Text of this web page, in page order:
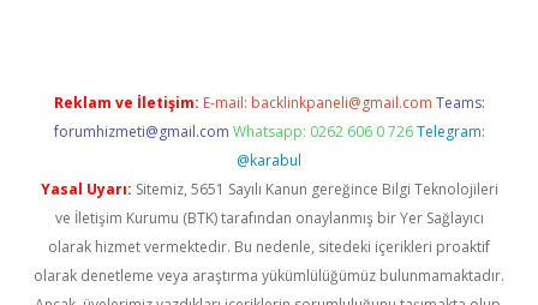
Reklam ve İletişim: E-mail: backlinkpaneli@gmail.com Teams:
forumhizmeti@gmail.com Whatsapp: 0262 606 0 726 Telegram:
@karabul
Yasal Uyarı: Sitemiz, 5651 Sayılı Kanun gereğince Bilgi Teknolojileri
ve İletişim Kurumu (BTK) tarafından onaylanmış bir Yer Sağlayıcı
olarak hizmet vermektedir. Bu nedenle, sitedeki içerikleri proaktif
olarak denetleme veya araştırma yükümlülüğümüz bulunmamaktadır.